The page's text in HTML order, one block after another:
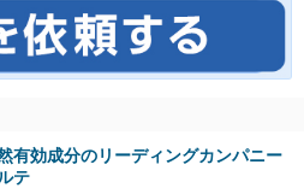
有効成分のリーディングカンパニー
テ